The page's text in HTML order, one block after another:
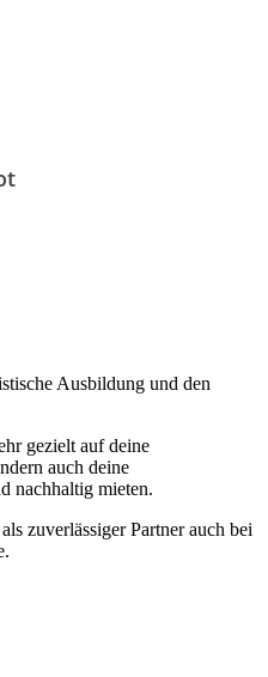
Ausbildung und den
gezielt auf deine
auch deine
nachhaltig mieten.
zuverlässiger Partner auch bei